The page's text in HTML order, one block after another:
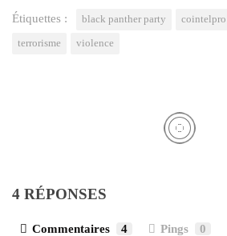
Étiquettes : black panther party cointelpro
terrorisme violence
4 RÉPONSES
Commentaires 4 Pings 0